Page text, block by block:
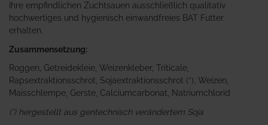
Ihre empfindlichen Zuchtsauen ausschließlich qualitativ
hochwertiges und hygienisch einwandfreies BAT Futter
erhalten.
Zusammensetzung:
Roggen, Getreidekleie, Weizenkleber, Triticale,
Rapsextraktionsschrot, Sojaextraktionsschrot (*), Weizen,
Maisschlempe, Gerste, Calciumcarbonat, Natriumchlorid
(*) hergestellt aus gentechnisch verändertem Soja